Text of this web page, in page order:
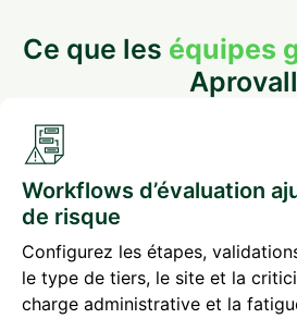
Ce que les équipes
Aprovall
Workflows d’évaluation
de risque
Configurez les étapes,
le type de tiers, le site et la
charge administrative et la